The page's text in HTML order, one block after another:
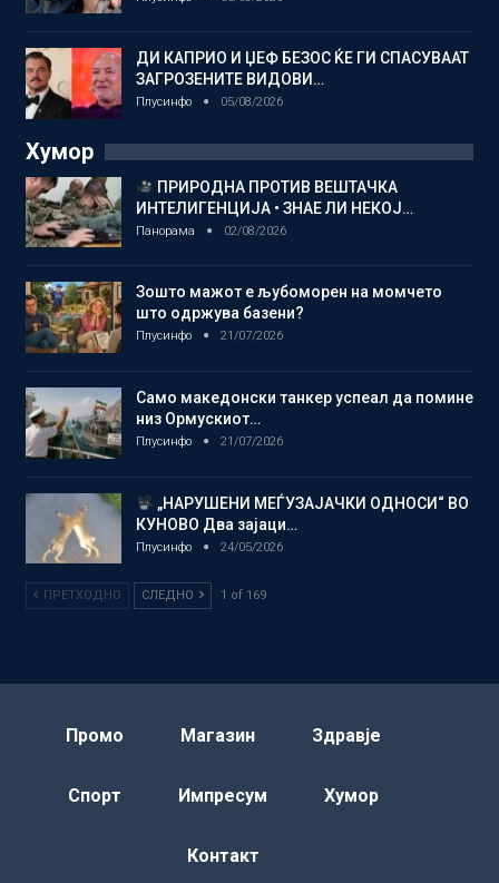
ДИ КАПРИО И ЏЕФ БЕЗОС ЌЕ ГИ СПАСУВААТ
ЗАГРОЗЕНИТЕ ВИДОВИ…
Плусинфо 05/08/2026
Хумор
ПРИРОДНА ПРОТИВ ВЕШТАЧКА
ИНТЕЛИГЕНЦИЈА • ЗНАЕ ЛИ НЕКОЈ…
Панорама 02/08/2026
Зошто мажот е љубоморен на момчето
што одржува базени?
Плусинфо 21/07/2026
Само македонски танкер успеал да помине
низ Ормускиот…
Плусинфо 21/07/2026
„НАРУШЕНИ МЕЃУЗАЈАЧКИ ОДНОСИ“ ВО
КУНОВО Два зајаци…
Плусинфо 24/05/2026
ПРЕТХОДНО СЛЕДНО 1 of 169
Промо Магазин Здравје
Спорт Импресум Хумор
Контакт